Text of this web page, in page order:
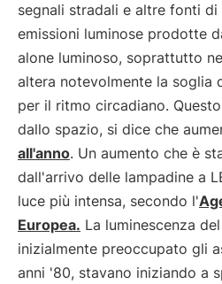
segnali stradali e altre fonti di
emissioni luminose prodotte
alone luminoso, soprattutto
altera notevolmente la soglia
per il ritmo circadiano.
dallo spazio, si dice che
all'anno. Un aumento che è
dall'arrivo delle lampadine a
luce più intensa, secondo l'
Europea. La luminescenza
inizialmente preoccupato gli
anni '80, stavano iniziando a